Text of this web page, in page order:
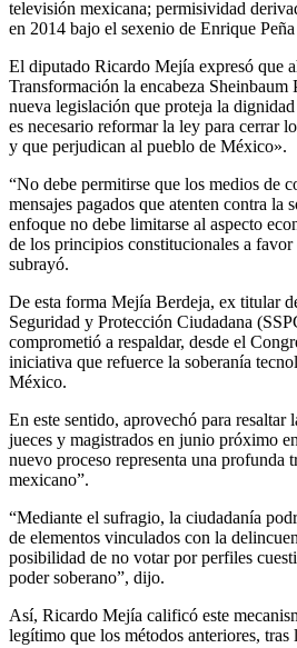
televisión mexicana; permisividad
en 2014 bajo el sexenio de Enrique
El diputado Ricardo Mejía expresó que
Transformación la encabeza Sheinbaum
nueva legislación que proteja la
es necesario reformar la ley para cerrar
y que perjudican al pueblo de México».
“No debe permitirse que los medios de
mensajes pagados que atenten contra la
enfoque no debe limitarse al aspecto
de los principios constitucionales a
subrayó.
De esta forma Mejía Berdeja, ex titular
Seguridad y Protección Ciudadana
comprometió a respaldar, desde el
iniciativa que refuerce la soberanía
México.
En este sentido, aprovechó para resaltar
jueces y magistrados en junio próximo
nuevo proceso representa una profunda
mexicano”.
“Mediante el sufragio, la ciudadanía
de elementos vinculados con la
posibilidad de no votar por perfiles
poder soberano”, dijo.
Así, Ricardo Mejía calificó este
legítimo que los métodos anteriores,